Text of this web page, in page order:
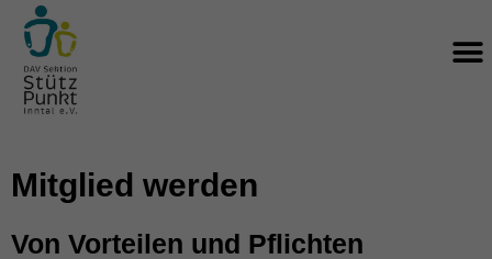
Zum
Inhalt
springen
Mitglied werden
Von Vorteilen und Pflichten